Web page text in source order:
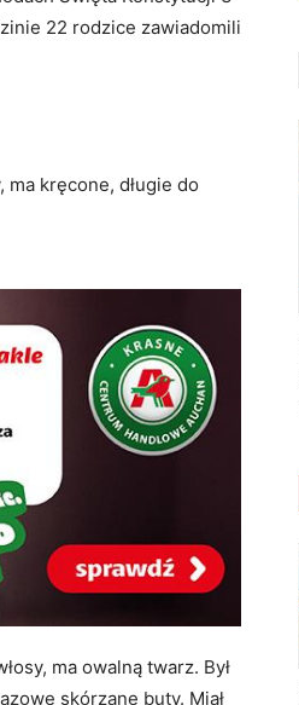
22 rodzice zawiadomili
kręcone, długie do
ma owalną twarz. Był
skórzane buty. Miał